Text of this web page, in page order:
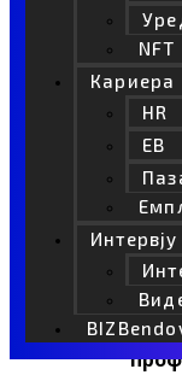
NFT
Кариера
HR
EB
Интервју
да
ќе
од
на